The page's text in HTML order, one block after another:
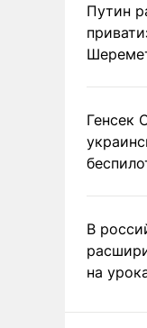
Путин
Генсек
В
на